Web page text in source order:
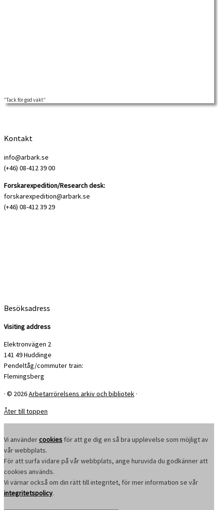
I Åkers styckebruks historia intog brukspatron och kyrkoherden givna
”Tack för god vakt”
Kontakt
info@arbark.se
(+46) 08-412 39 00
Forskarexpedition/Research desk:
forskarexpedition@arbark.se
(+46) 08-412 39 29
Besöksadress
Visiting address
Elektronvägen 2
141 49 Huddinge
Pendeltåg/commuter train:
Flemingsberg
· © 2026Arbetarrörelsens arkiv och bibliotek ·
Åter till toppen
Vi användercookies för att ge dig en så bra upplevelse som möjligt av
vår webbplats.
För att surfa vidare på vår webbplats, ange huruvida du godkänner att
cookies används.
Vi värnar också om din rätt till integritet, för mer information se vår
integritetspolicy.